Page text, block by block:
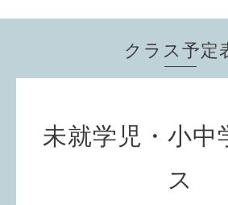
クラス予定
未就学児・小中
ス